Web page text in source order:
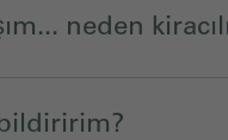
neden